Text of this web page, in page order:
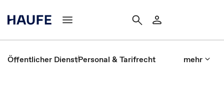
Öffentlicher DienstPersonal & Tarifrecht mehr